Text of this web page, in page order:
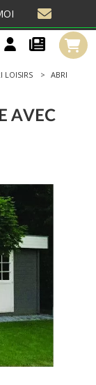
LOISIRS
ABRI
AVEC